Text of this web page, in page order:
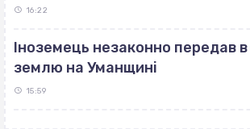
16:22
Іноземець незаконно передав
землю на Уманщині
15:59